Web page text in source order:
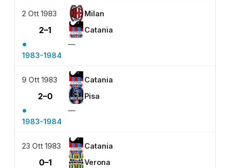
2 Ott 1983 Milan
2–1 Catania
●
—
1983-1984
9 Ott 1983 Catania
2–0 Pisa
●
—
1983-1984
23 Ott 1983 Catania
0–1 Verona